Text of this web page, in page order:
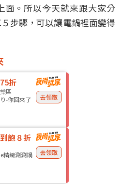
面。所以今天就來跟大家分
步驟，可以讓電鍋裡面變得
折
區
-你回來了
去領取
飽８折
精緻涮涮鍋
去領取